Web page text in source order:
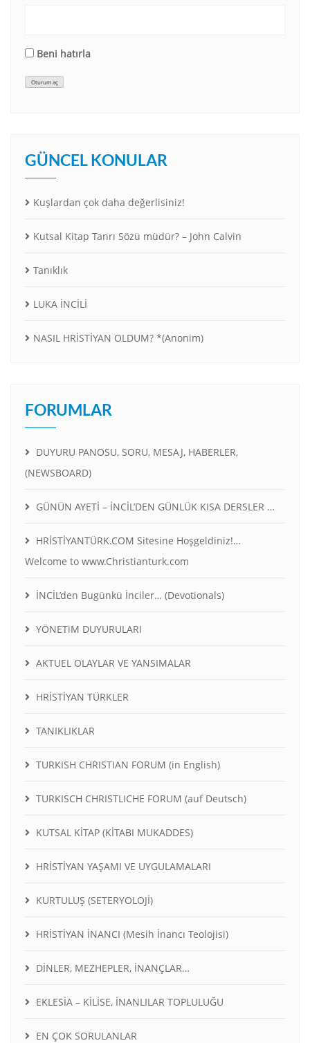
Beni hatırla
Oturum aç
GÜNCEL KONULAR
Kuşlardan çok daha değerlisiniz!
Kutsal Kitap Tanrı Sözü müdür? – John Calvin
Tanıklık
LUKA İNCİLİ
NASIL HRİSTİYAN OLDUM? *(Anonim)
FORUMLAR
DUYURU PANOSU, SORU, MESAJ, HABERLER,
(NEWSBOARD)
GÜNÜN AYETİ – İNCİL’DEN GÜNLÜK KISA DERSLER …
HRİSTİYANTÜRK.COM Sitesine Hoşgeldiniz!…
Welcome to www.Christianturk.com
İNCİL’den Bugünkü İnciler… (Devotionals)
YÖNETiM DUYURULARI
AKTUEL OLAYLAR VE YANSIMALAR
HRİSTİYAN TÜRKLER
TANIKLIKLAR
TURKISH CHRISTIAN FORUM (in English)
TURKISCH CHRISTLICHE FORUM (auf Deutsch)
KUTSAL KİTAP (KİTABI MUKADDES)
HRİSTİYAN YAŞAMI VE UYGULAMALARI
KURTULUŞ (SETERYOLOJİ)
HRİSTİYAN İNANCI (Mesih İnancı Teolojisi)
DİNLER, MEZHEPLER, İNANÇLAR…
EKLESİA – KİLİSE, İNANLILAR TOPLULUĞU
EN ÇOK SORULANLAR